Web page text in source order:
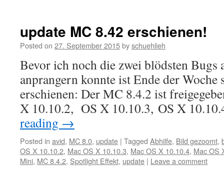
update MC 8.42 erschienen!
Posted on 27. September 2015byschuehlieh
Bevor ich noch die zwei blödsten Bugs
anprangern konnte ist Ende der Woche
erschienen: Der MC 8.4.2 ist
X 10.10.2, OS X 10.10.3, OS X
reading →
Posted in avid, MC 8.0, update | Tagged Abhilfe, Bild gezoomt,
OS X 10.10.2, Mac OS X 10.10.3, Mac OS X 10.10.4, Mac OS
Mini, MC 8.4.2, Spotlight Effekt, update | Leave a comment